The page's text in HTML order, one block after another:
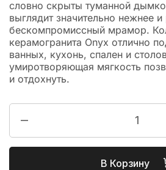
словно скрыты туманной
выглядит значительно нежнее
бескомпромиссный мрамор.
керамогранита Onyx отлично
ванных, кухонь, спален и
умиротворяющая мягкость
и отдохнуть.
В Корзину